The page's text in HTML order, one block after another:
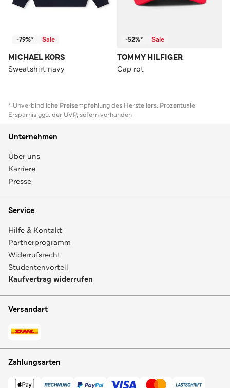
-79%* Sale
MICHAEL KORS
Sweatshirt navy
-52%* Sale
TOMMY HILFIGER
Cap rot
* Unverbindliche Preisempfehlung des Herstellers. Prozentuale
Ersparnis ggü. der UVP, sofern vorhanden
Unternehmen
Über uns
Karriere
Presse
Service
Hilfe & Kontakt
Partnerprogramm
Widerrufsrecht
Studentenvorteil
Kaufvertrag widerrufen
Versandart
Zahlungsarten